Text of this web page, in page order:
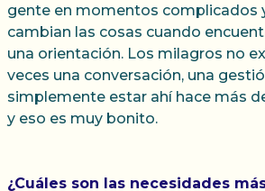
gente en momentos complicados
cambian las cosas cuando
una orientación. Los milagros no
veces una conversación, una
simplemente estar ahí hace más
y eso es muy bonito.
¿Cuáles son las necesidades